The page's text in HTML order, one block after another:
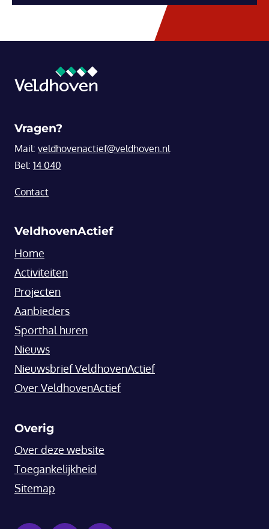
Vragen?
Mail: veldhovenactief@veldhoven.nl
Bel: 14 040
Contact
VeldhovenActief
Home
Activiteiten
Projecten
Aanbieders
Sporthal huren
Nieuws
Nieuwsbrief VeldhovenActief
Over VeldhovenActief
Overig
Over deze website
Toegankelijkheid
Sitemap